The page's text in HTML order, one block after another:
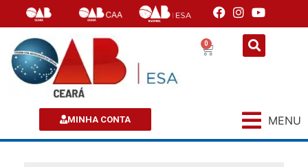
0
MINHA CONTA MENU